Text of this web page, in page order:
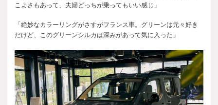
こよさもあって、夫婦どっちが乗ってもいい感じ」
「絶妙なカラーリングがさすがフランス車。グリーンは元々好き
だけど、このグリーンシルカは深みがあって気に入った」